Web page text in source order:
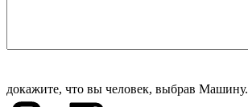
докажите, что вы человек, выбрав Машину.